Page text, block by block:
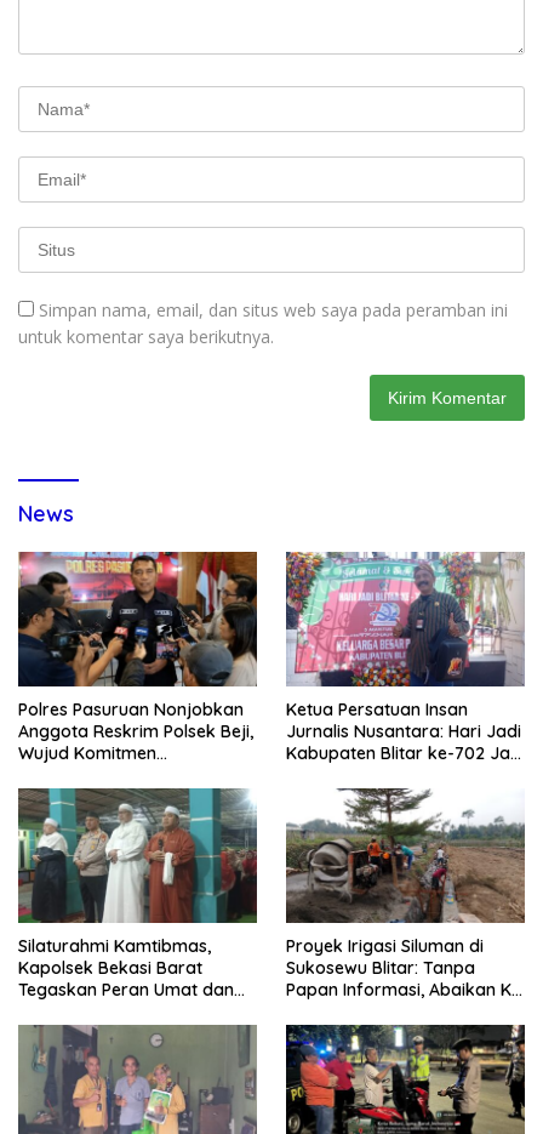
Simpan nama, email, dan situs web saya pada peramban ini
untuk komentar saya berikutnya.
News
Polres Pasuruan Nonjobkan
Anggota Reskrim Polsek Beji,
Wujud Komitmen
Dugaan Penganiayaan
Ketua Persatuan Insan
Jurnalis Nusantara: Hari Jadi
Kabupaten Blitar ke-702 Jadi
Pembangunan
Silaturahmi Kamtibmas,
Kapolsek Bekasi Barat
Tegaskan Peran Umat dan
Kondusivitas Wilayah
Proyek Irigasi Siluman di
Sukosewu Blitar: Tanpa
Papan Informasi, Abaikan K3,
Tanggung Jawab